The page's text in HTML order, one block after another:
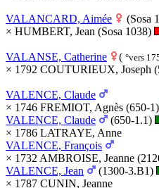
VALANCARD, Aimée
(Sosa
× HUMBERT, Jean (Sosa 1038)
VALANSE, Catherine ( °vers
× 1792 COUTURIEUX, Joseph
VALENCE, Claude
× 1746 FREMIOT, Agnès (650-1)
VALENCE, Claude
(650-1.1)
× 1786 LATRAYE, Anne
VALENCE, François
× 1732 AMBROISE, Jeanne
VALENCE, Jean
(1300-3.B1)
× 1787 CUNIN, Jeanne